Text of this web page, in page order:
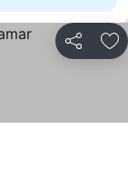
Partilhar
preços